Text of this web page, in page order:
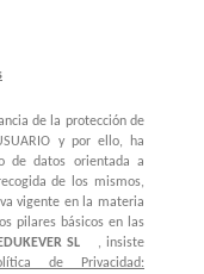
de la protección de
y por ello, ha
de datos orientada a
de los mismos,
vigente en la materia
pilares básicos en las
SL
, insiste
de Privacidad: